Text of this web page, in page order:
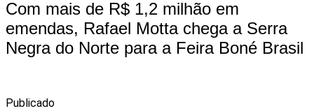
Com mais de R$ 1,2 milhão em
emendas, Rafael Motta chega a Serra
Negra do Norte para a Feira Boné Brasil
Publicado